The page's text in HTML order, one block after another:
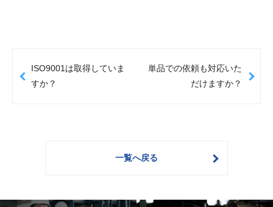
ISO9001は取得していま
すか？
単品での依頼も対応いた
だけますか？
一覧へ戻る